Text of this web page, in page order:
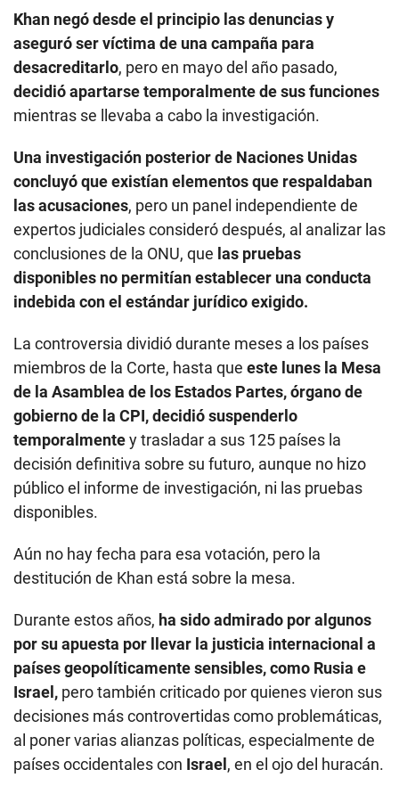
Khan negó desde el principio las denuncias y
aseguró ser víctima de una campaña para
desacreditarlo, pero en mayo del año pasado,
decidió apartarse temporalmente de sus funciones
mientras se llevaba a cabo la investigación.
Una investigación posterior de Naciones Unidas
concluyó que existían elementos que respaldaban
las acusaciones, pero un panel independiente de
expertos judiciales consideró después, al analizar las
conclusiones de la ONU, que las pruebas
disponibles no permitían establecer una conducta
indebida con el estándar jurídico exigido.
La controversia dividió durante meses a los países
miembros de la Corte, hasta que este lunes la Mesa
de la Asamblea de los Estados Partes, órgano de
gobierno de la CPI, decidió suspenderlo
temporalmentey trasladar a sus 125 países la
decisión definitiva sobre su futuro, aunque no hizo
público el informe de investigación, ni las pruebas
disponibles.
Aún no hay fecha para esa votación, pero la
destitución de Khan está sobre la mesa.
Durante estos años, ha sido admirado por algunos
por su apuesta por llevar la justicia internacional a
países geopolíticamente sensibles, como Rusia e
Israel, pero también criticado por quienes vieron sus
decisiones más controvertidas como problemáticas,
al poner varias alianzas políticas, especialmente de
países occidentales con Israel , en el ojo del huracán.